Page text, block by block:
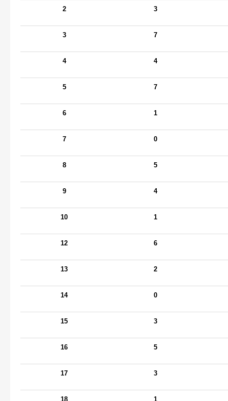
2 3
3 7
4 4
5 7
6 1
7 0
8 5
9 4
10 1
12 6
13 2
14 0
15 3
16 5
17 3
18 1